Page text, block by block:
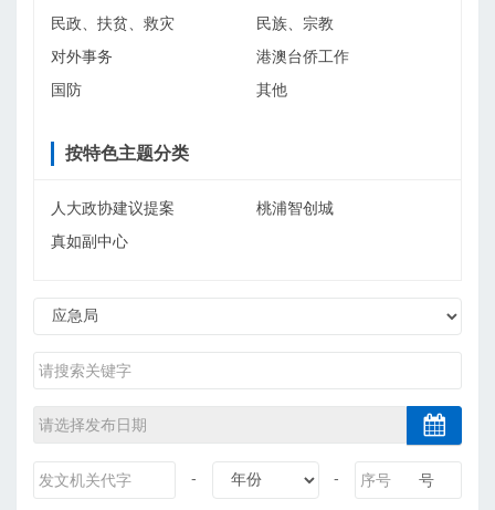
民政、扶贫、救灾
民族、宗教
对外事务
港澳台侨工作
国防
其他
按特色主题分类
人大政协建议提案
桃浦智创城
真如副中心
- - 号